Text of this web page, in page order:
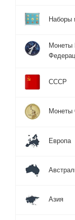
Наборы
Монеты
СССР
Европа
Азия